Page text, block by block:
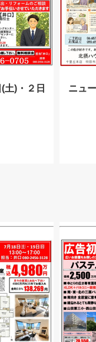
土)・２日
ニュ